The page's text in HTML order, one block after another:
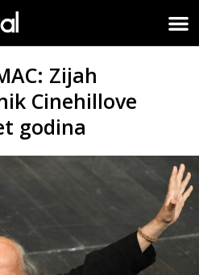
Zijah
Cinehillove
godina